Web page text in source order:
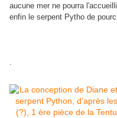
aucune mer ne pourra
enfin le serpent Pytho de